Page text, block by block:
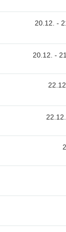
20.12. -
20.12. -